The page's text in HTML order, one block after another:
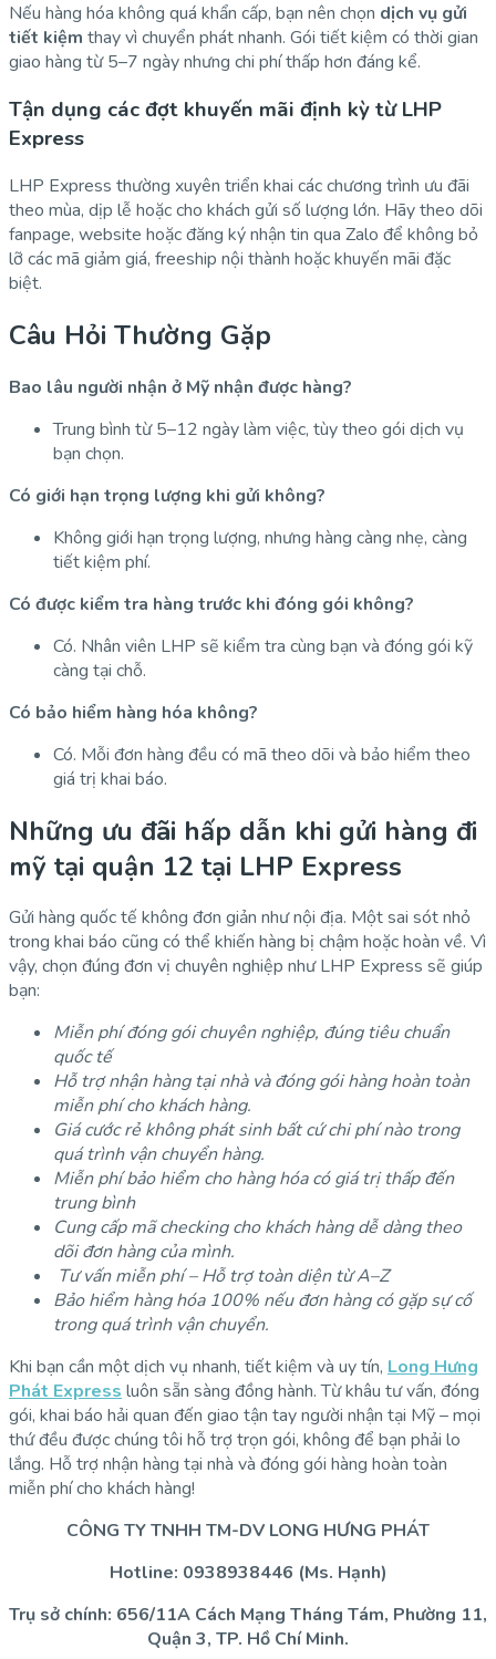
Nếu hàng hóa không quá khẩn cấp, bạn nên chọn dịch vụ gửi
tiết kiệm thay vì chuyển phát nhanh. Gói tiết kiệm có thời gian
giao hàng từ 5–7 ngày nhưng chi phí thấp hơn đáng kể.
Tận dụng các đợt khuyến mãi định kỳ từ LHP
Express
LHP Express thường xuyên triển khai các chương trình ưu đãi
theo mùa, dịp lễ hoặc cho khách gửi số lượng lớn. Hãy theo dõi
fanpage, website hoặc đăng ký nhận tin qua Zalo để không bỏ
lỡ các mã giảm giá, freeship nội thành hoặc khuyến mãi đặc
biệt.
Câu Hỏi Thường Gặp
Bao lâu người nhận ở Mỹ nhận được hàng?
Trung bình từ 5–12 ngày làm việc, tùy theo gói dịch vụ
bạn chọn.
Có giới hạn trọng lượng khi gửi không?
Không giới hạn trọng lượng, nhưng hàng càng nhẹ, càng
tiết kiệm phí.
Có được kiểm tra hàng trước khi đóng gói không?
Có. Nhân viên LHP sẽ kiểm tra cùng bạn và đóng gói kỹ
càng tại chỗ.
Có bảo hiểm hàng hóa không?
Có. Mỗi đơn hàng đều có mã theo dõi và bảo hiểm theo
giá trị khai báo.
Những ưu đãi hấp dẫn khi gửi hàng đi
mỹ tại quận 12 tại LHP Express
Gửi hàng quốc tế không đơn giản như nội địa. Một sai sót nhỏ
trong khai báo cũng có thể khiến hàng bị chậm hoặc hoàn về. Vì
vậy, chọn đúng đơn vị chuyên nghiệp như LHP Express sẽ giúp
bạn:
Miễn phí đóng gói chuyên nghiệp, đúng tiêu chuẩn
quốc tế
Hỗ trợ nhận hàng tại nhà và đóng gói hàng hoàn toàn
miễn phí cho khách hàng.
Giá cước rẻ không phát sinh bất cứ chi phí nào trong
quá trình vận chuyển hàng.
Miễn phí bảo hiểm cho hàng hóa có giá trị thấp đến
trung bình
Cung cấp mã checking cho khách hàng dễ dàng theo
dõi đơn hàng của mình.
Tư vấn miễn phí – Hỗ trợ toàn diện từ A–Z
Bảo hiểm hàng hóa 100% nếu đơn hàng có gặp sự cố
trong quá trình vận chuyển.
Khi bạn cần một dịch vụ nhanh, tiết kiệm và uy tín, Long Hưng
Phát Expressluôn sẵn sàng đồng hành. Từ khâu tư vấn, đóng
gói, khai báo hải quan đến giao tận tay người nhận tại Mỹ – mọi
thứ đều được chúng tôi hỗ trợ trọn gói, không để bạn phải lo
lắng. Hỗ trợ nhận hàng tại nhà và đóng gói hàng hoàn toàn
miễn phí cho khách hàng!
CÔNG TY TNHH TM-DV LONG HƯNG PHÁT
Hotline: 0938938446 (Ms. Hạnh)
Trụ sở chính: 656/11A Cách Mạng Tháng Tám, Phường 11,
Quận 3, TP. Hồ Chí Minh.